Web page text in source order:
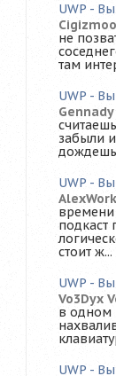
UWP -
не
там
UWP -
Gennady
забыли
UWP -
подкаст
стоит ж...
UWP -
Vo3Dyx
в одном
UWP -